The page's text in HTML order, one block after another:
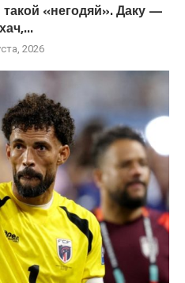
«негодяй». Даку —
2026